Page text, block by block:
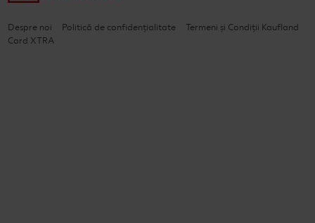
Despre noi Politică de confidențialitate
Termeni și Condiții Kaufland
Card XTRA